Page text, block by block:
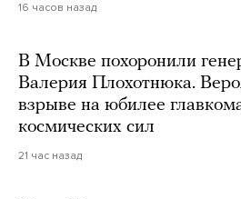
16 часов назад
В Москве похоронили
Валерия Плохотнюка.
взрыве на юбилее
космических сил
21 час назад